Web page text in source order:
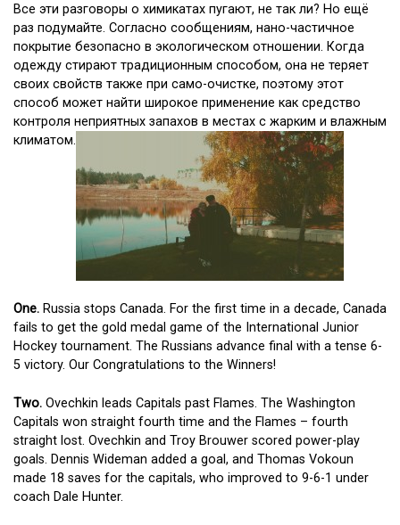
Все эти разговоры о химикатах пугают, не так ли? Но ещё
раз подумайте. Согласно сообщениям, нано-частичное
покрытие безопасно в экологическом отношении. Когда
одежду стирают традиционным способом, она не теряет
своих свойств также при само-очистке, поэтому этот
способ может найти широкое применение как средство
контроля неприятных запахов в местах с жарким и влажным
климатом.
One. Russia stops Canada. For the first time in a decade, Canada
fails to get the gold medal game of the International Junior
Hockey tournament. The Russians advance final with a tense 6-
5 victory. Our Congratulations to the Winners!
Two. Ovechkin leads Capitals past Flames. The Washington
Capitals won straight fourth time and the Flames – fourth
straight lost. Ovechkin and Troy Brouwer scored power-play
goals. Dennis Wideman added a goal, and Thomas Vokoun
made 18 saves for the capitals, who improved to 9-6-1 under
coach Dale Hunter.